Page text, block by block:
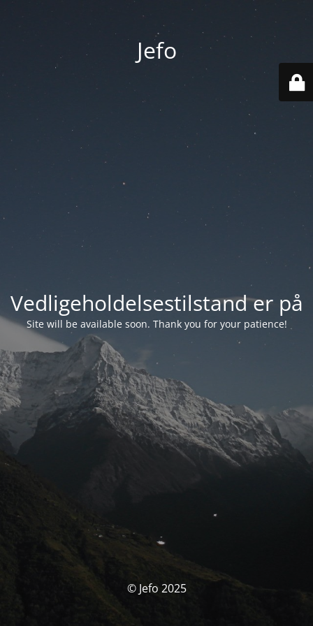
Jefo
Vedligeholdelsestilstand er på
Site will be available soon. Thank you for your patience!
© Jefo 2025